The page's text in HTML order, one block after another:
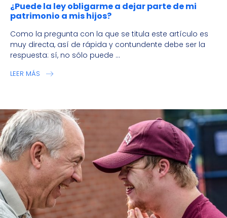
¿Puede la ley obligarme a dejar parte de mi
patrimonio a mis hijos?
Como la pregunta con la que se titula este artículo es
muy directa, así de rápida y contundente debe ser la
respuesta: sí, no sólo puede ...
LEER MÁS